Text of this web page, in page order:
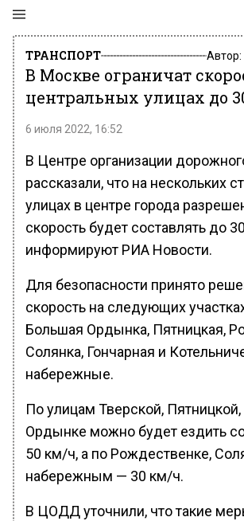
ТРАНСПОРТ Автор:
В Москве ограничат
центральных улицах до
6 июля 2022, 16:52
В Центре организации
рассказали, что на нескольких
улицах в центре города
скорость будет составлять до
информируют РИА Новости.
Для безопасности принято
скорость на следующих
Большая Ордынка, Пятницкая,
Солянка, Гончарная и
набережные.
По улицам Тверской,
Ордынке можно будет ездить
50 км/ч, а по Рождественке,
набережным — 30 км/ч.
В ЦОДД уточнили, что такие